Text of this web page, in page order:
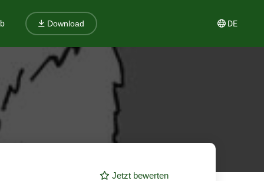
Download DE
Jetzt bewerten